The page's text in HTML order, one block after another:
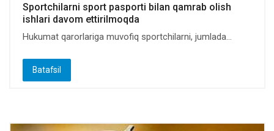
Sportchilarni sport pasporti bilan qamrab olish
ishlari davom ettirilmoqda
Hukumat qarorlariga muvofiq sportchilarni, jumlada...
Batafsil